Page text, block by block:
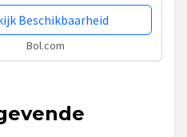
Beschikbaarheid
Bol.com